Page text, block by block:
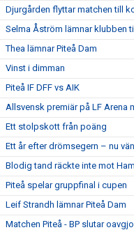
Djurgården flyttar matchen till
Selma Åström lämnar klubben
Thea lämnar Piteå Dam
Vinst i dimman
Piteå IF DFF vs AIK
Allsvensk premiär på LF Arena
Ett stolpskott från poäng
Ett år efter drömsegern – nu
Blodig tand räckte inte mot
Piteå spelar gruppfinal i cupen
Leif Strandh lämnar Piteå Dam
Matchen Piteå - BP slutar